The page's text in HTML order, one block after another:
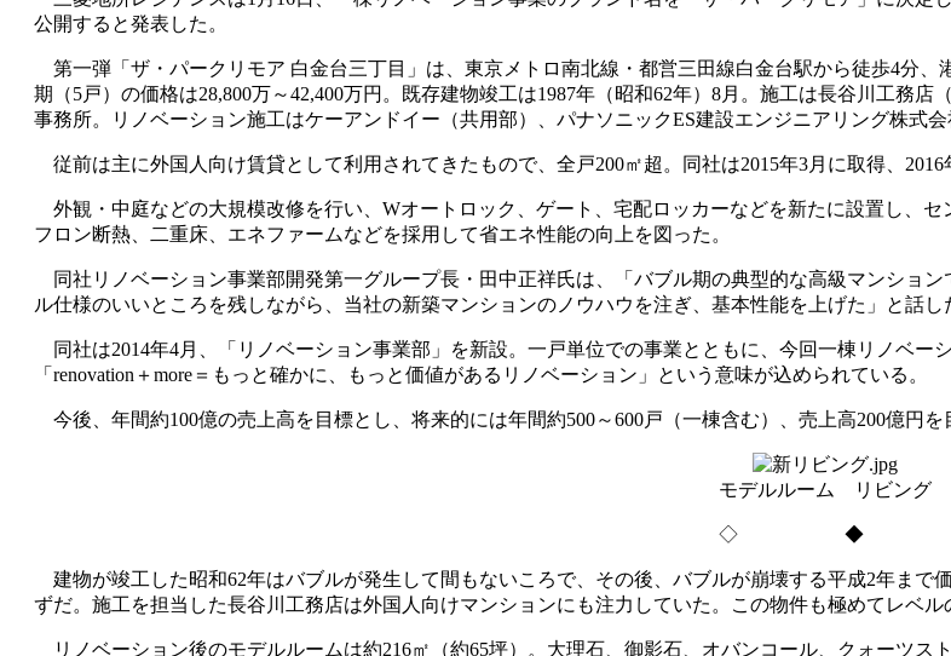
公開すると発表した。
第一弾「ザ・パークリモア 白金台三丁目」は、東京メトロ南北線・都営三田線白金台駅から徒歩4分、
期（5戸）の価格は28,800万～42,400万円。既存建物竣工は1987年（昭和62年）8月。施工は長谷川工務
事務所。リノベーション施工はケーアンドイー（共用部）、パナソニックES建設エンジニアリング株式会
従前は主に外国人向け賃貸として利用されてきたもので、全戸200㎡超。同社は2015年3月に取得、
外観・中庭などの大規模改修を行い、Wオートロック、ゲート、宅配ロッカーなどを新たに設置し、
フロン断熱、二重床、エネファームなどを採用して省エネ性能の向上を図った。
同社リノベーション事業部開発第一グループ長・田中正祥氏は、「バブル期の典型的な高級マンショ
ル仕様のいいところを残しながら、当社の新築マンションのノウハウを注ぎ、基本性能を上げた」と話し
同社は2014年4月、「リノベーション事業部」を新設。一戸単位での事業とともに、今回一棟リノベー
「renovation＋more＝もっと確かに、もっと価値があるリノベーション」という意味が込められている。
今後、年間約100億の売上高を目標とし、将来的には年間約500～600戸（一棟含む）、売上高200億円を
モデルルーム リビング
◇ ◆
建物が竣工した昭和62年はバブルが発生して間もないころで、その後、バブルが崩壊する平成2年まで
ずだ。施工を担当した長谷川工務店は外国人向けマンションにも注力していた。この物件も極めてレベル
リノベーション後のモデルルームは約216㎡（約65坪）。大理石、御影石、オバンコール、クォーツス